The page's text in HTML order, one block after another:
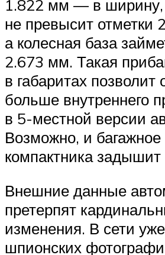
1.822 мм — в ширину,
не превысит отметки
а колесная база
2.673 мм. Такая
в габаритах позволит
больше внутреннего
в 5-местной версии
Возможно, и багажное
компактника задышит
Внешние данные
претерпят
изменения. В сети
шпионских